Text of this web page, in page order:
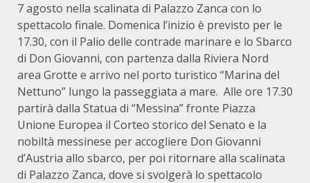
7 agosto nella scalinata di Palazzo Zanca con lo
spettacolo finale. Domenica l’inizio è previsto per le
17.30, con il Palio delle contrade marinare e lo Sbarco
di Don Giovanni, con partenza dalla Riviera Nord
area Grotte e arrivo nel porto turistico “Marina del
Nettuno” lungo la passeggiata a mare. Alle ore 17.30
partirà dalla Statua di “Messina” fronte Piazza
Unione Europea il Corteo storico del Senato e la
nobiltà messinese per accogliere Don Giovanni
d’Austria allo sbarco, per poi ritornare alla scalinata
di Palazzo Zanca, dove si svolgerà lo spettacolo